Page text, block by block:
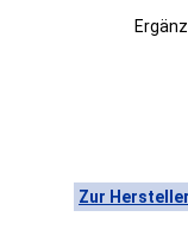
Zur